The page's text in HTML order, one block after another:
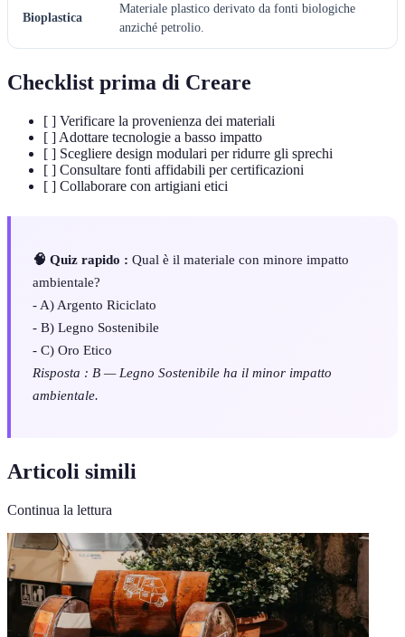
Bioplastica
Materiale plastico derivato da fonti biologiche
anziché petrolio.
Checklist prima di Creare
[ ] Verificare la provenienza dei materiali
[ ] Adottare tecnologie a basso impatto
[ ] Scegliere design modulari per ridurre gli sprechi
[ ] Consultare fonti affidabili per certificazioni
[ ] Collaborare con artigiani etici
🧠 Quiz rapido : Qual è il materiale con minore impatto
ambientale?
- A) Argento Riciclato
- B) Legno Sostenibile
- C) Oro Etico
Risposta : B — Legno Sostenibile ha il minor impatto
ambientale.
Articoli simili
Continua la lettura